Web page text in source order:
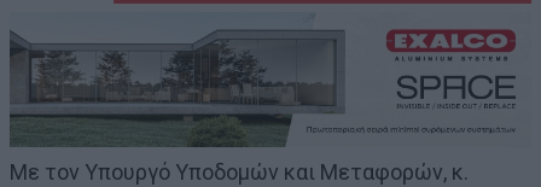
Με τον Υπουργό Υποδομών και Μεταφορών, κ.